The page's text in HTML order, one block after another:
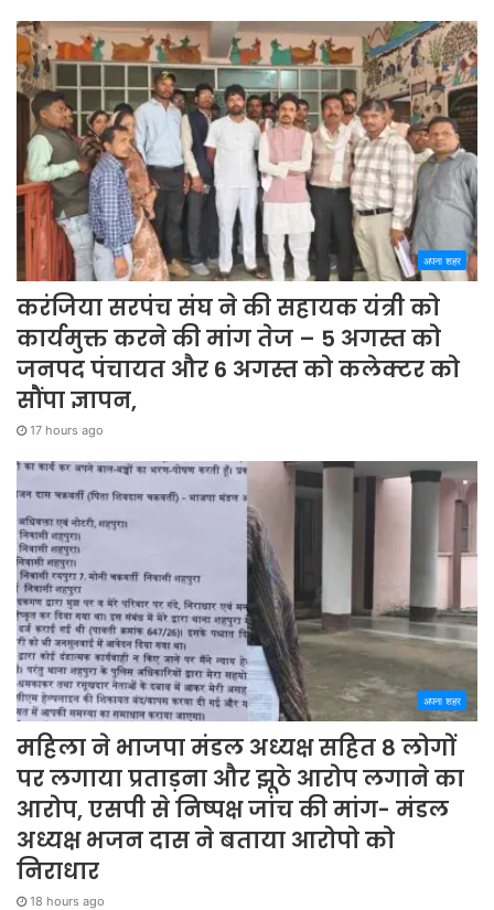
अपना शहर
करंजिया सरपंच संघ ने की सहायक यंत्री को
कार्यमुक्त करने की मांग तेज – 5 अगस्त को
जनपद पंचायत और 6 अगस्त को कलेक्टर को
सौंपा ज्ञापन,
17 hours ago
अपना शहर
महिला ने भाजपा मंडल अध्यक्ष सहित 8 लोगों
पर लगाया प्रताड़ना और झूठे आरोप लगाने का
आरोप, एसपी से निष्पक्ष जांच की मांग- मंडल
अध्यक्ष भजन दास ने बताया आरोपो को
निराधार
18 hours ago